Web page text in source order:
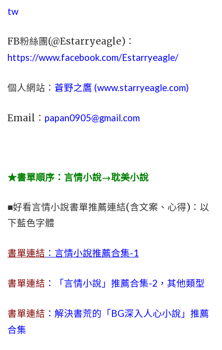
tw
FB粉絲團(@Estarryeagle)：
https://www.facebook.com/Estarryeagle/
個人網站： 蒼野之鷹 (www.starryeagle.com)
Email： papan0905@gmail.com
★書單順序：言情小說→耽美小說
■好看言情小說書單推薦連結(含文案、心得)：以
下藍色字體
書單連結 ：言情小說推薦合集-1
書單連結 ：「言情小說」推薦合集-2，其他類型
書單連結 ：解決書荒的「BG深入人心小說」推薦
合集